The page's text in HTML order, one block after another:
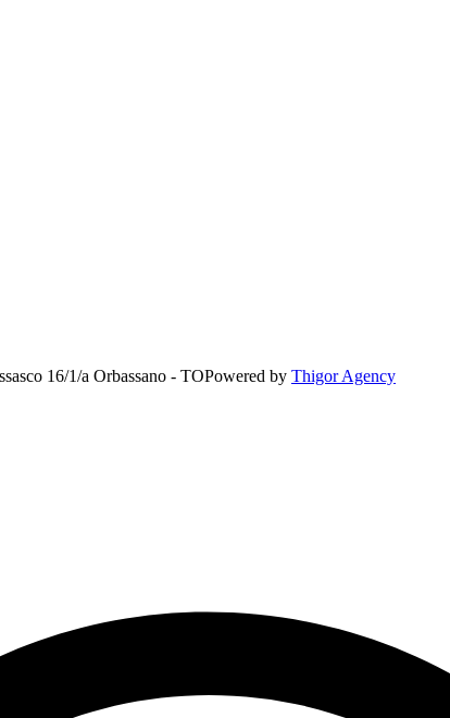
16/1/a Orbassano - TOPowered by Thigor Agency